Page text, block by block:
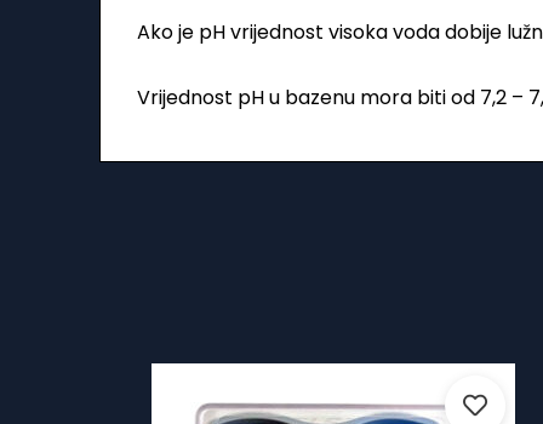
Ako je pH vrijednost visoka voda dobije
Vrijednost pH u bazenu mora biti od 7,2 –